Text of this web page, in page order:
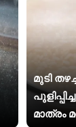
മുടി
മാത്രം